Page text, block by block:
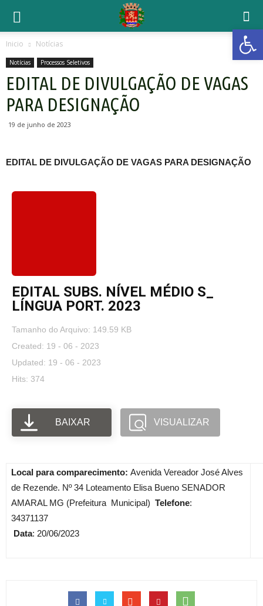
Inicio Notícias
Notícias Processos Seletivos
EDITAL DE DIVULGAÇÃO DE VAGAS
PARA DESIGNAÇÃO
19 de junho de 2023
EDITAL DE DIVULGAÇÃO DE VAGAS PARA DESIGNAÇÃO
EDITAL SUBS. NÍVEL MÉDIO S_
LÍNGUA PORT. 2023
Tamanho do Arquivo: 149.59 KB
Created: 19 - 06 - 2023
Updated: 19 - 06 - 2023
Hits: 374
BAIXAR VISUALIZAR
Local para comparecimento: Avenida Vereador José Alves
de Rezende. Nº 34 Loteamento Elisa Bueno SENADOR
AMARAL MG (Prefeitura Municipal) Telefone:
34371137
Data: 20/06/2023